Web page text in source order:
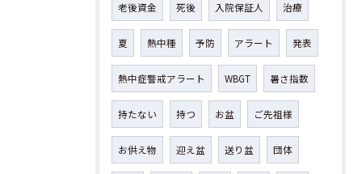
老後資金 死後 入院保証人 治療
夏 熱中種 予防 アラート 発表
熱中症警戒アラート WBGT 暑さ指数
持たない 持つ お盆 ご先祖様
お供え物 迎え盆 送り盆 団体